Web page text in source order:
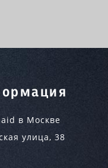
в Москве
улица, 38